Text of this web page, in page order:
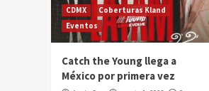
CDMX
Coberturas Kland
Eventos
Catch the Young llega a
México por primera vez